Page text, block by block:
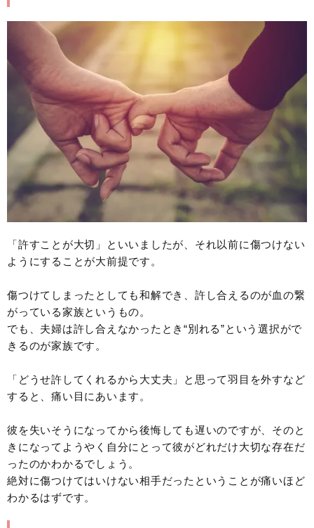
「許すことが大切」といいましたが、それ以前に傷つけない
ようにすることが大前提です。
傷つけてしまったとしても和解でき、許し合えるのが血の繋
がっている家族というもの。
でも、夫婦は許し合えなかったとき“別れる”という選択がで
きるのが家族です。
「どうせ許してくれるから大丈夫」と思って羽目を外すなど
すると、痛い目にあいます。
彼を失いそうになってから後悔しても遅いのですが、そのと
きになってようやく自分にとって彼がどれだけ大切な存在だ
ったのかわかるでしょう。
絶対に傷つけてはいけない相手だったということが痛いほど
わかるはずです。